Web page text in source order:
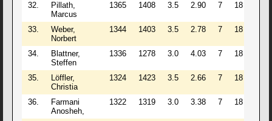
32.
Pillath,
Marcus
1365 1408 3.5 2.90 7 18
33.
Weber,
Norbert
1344 1403 3.5 2.78 7 18
34.
Blattner,
Steffen
1336 1278 3.0 4.03 7 18
35.
Löffler,
Christia
1324 1423 3.5 2.66 7 18
36.
Farmani
Anosheh,
1322 1319 3.0 3.38 7 18